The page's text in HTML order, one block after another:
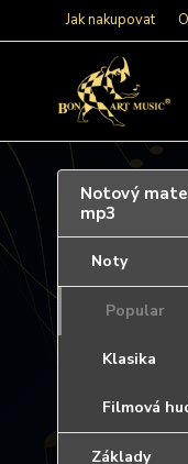
Jak nakupovat
Notový
mp3
Noty
Popular
Klasika
Filmová
Základy